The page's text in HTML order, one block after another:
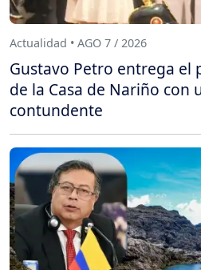
Actualidad • AGO 7 / 2026
Gustavo Petro entrega el
de la Casa de Nariño con
contundente